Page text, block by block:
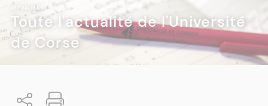
ATTUALITÀ|
Toute l'actualité de l'Université
de Corse